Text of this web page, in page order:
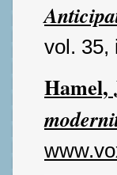
vol. 35,
Hamel,